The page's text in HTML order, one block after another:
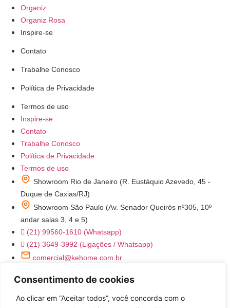
Consentimento de cookies
Ao clicar em “Aceitar todos”, você concorda com o
Organiz
Organiz Rosa
Inspire-se
Contato
Trabalhe Conosco
Política de Privacidade
Termos de uso
Inspire-se
Contato
Trabalhe Conosco
Política de Privacidade
Termos de uso
Showroom Rio de Janeiro (R. Eustáquio Azevedo, 45 -
Duque de Caxias/RJ)
Showroom São Paulo (Av. Senador Queirós nº305, 10º
andar salas 3, 4 e 5)
(21) 99560-1610 (Whatsapp)
(21) 3649-3992 (Ligações / Whatsapp)
comercial@kehome.com.br